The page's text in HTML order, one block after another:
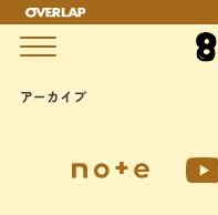
アーカイブ